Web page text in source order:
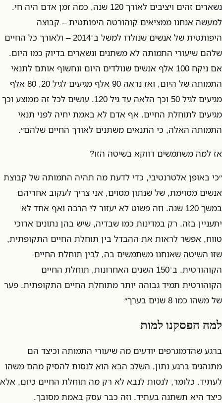
נשארים זהים ויציבים לאורך 120 שנה, כמה זמן אדם היה חי.
למעשה אנחנו ממציאים קוהורטה היפותטית – קבוצה
היפותטית של אנשים שנולדו למשל ב־2014 – ולאורך כל החיים
שלהם שיעורי התמותה לא משתנים ונשארים בדיוק כמו היום.
אם ניקח 100 אלף אנשים שנולדים היום ונחשוף אותם לתנאי
התמותה של היום, ואז נראה 90 אלף מגיעים לגיל 20, 80 אלף
מגיעים לגיל 50 וכך הלאה עד גיל 120. עושים לכל זה ממוצע וכך
מגיעים לתוחלת החיים. אף אדם לא באמת יחיה לפני תנאי
התמותה האלה, כי התנאים משתנים לאורך החיים שלהם״.
אז למה משתמשים דווקא בשיטה הזו?
״כי באופן אלטרנטיבי, כדי לדעת מה תהיה התמותה של קבוצת
אנשים מסוימת, של שנתון מסוים, אני צריך לעקוב אחריהם
במשך 120 שנה. וזה פשוט לא יעזור לי הרבה ואף אחד לא
יתעניין בזה. רק במדינות כמו שבדיה, שיש בהן נתונים ארוכי
טווח, אפשר לראות את ההבדל בין תוחלת החיים התקופתית,
שזו השיטה שאנחנו משתמשים בה, לבין תוחלת החיים
הקוהורטית. ב־150 השנים האחרונות, תוחלת החיים
הקוהורטית תמיד גבוהה יותר מתוחלת החיים התקופתית. פער
של משהו כמו 8 שנים בערך״
למה הפסקנו למות
ברגע שהדמוגרפים יודעים מה שיעורי התמותה וכיצד הם
מתנהגים ברגע נתון, השלב הבא הוא לנסות להסיק מהם משהו
לעתיד. כלומר, לנסות לנבא לא רק מה תוחלת החיים כיום, אלא
כיצד היא תשתנה בעתיד. וזה כבר עסק באמת מסובך.